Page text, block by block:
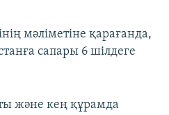
мәліметіне қарағанда,
сапары 6 шілдеге
және кең құрамда